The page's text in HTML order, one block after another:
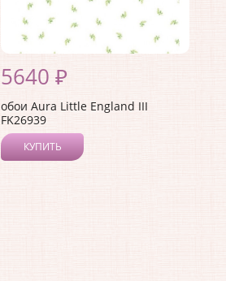
5640 ₽
обои Aura Little England III
FK26939
КУПИТЬ